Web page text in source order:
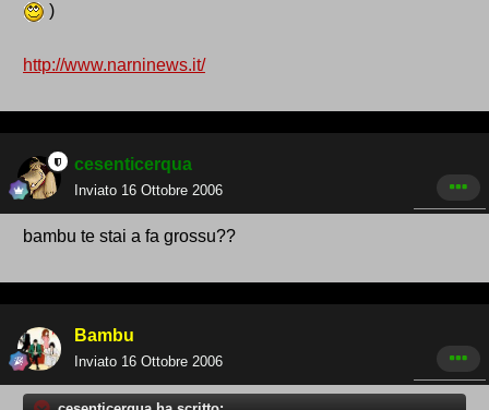
)
http://www.narninews.it/
cesenticerqua
Inviato 16 Ottobre 2006
bambu te stai a fa grossu??
Bambu
Inviato 16 Ottobre 2006